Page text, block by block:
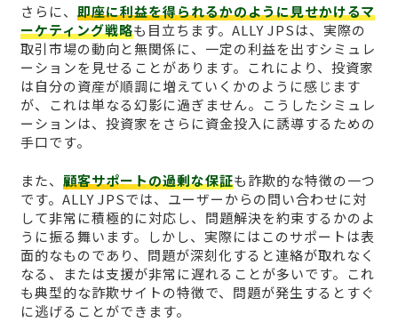
さらに、 即座に利益を得られるかのように見せかけるマ
ーケティング戦略も目立ちます。ALLY JPSは、実際の
取引市場の動向と無関係に、一定の利益を出すシミュレ
ーションを見せることがあります。これにより、投資家
は自分の資産が順調に増えていくかのように感じます
が、これは単なる幻影に過ぎません。こうしたシミュレ
ーションは、投資家をさらに資金投入に誘導するための
手口です。
また、 顧客サポートの過剰な保証も詐欺的な特徴の一つ
です。ALLY JPSでは、ユーザーからの問い合わせに対
して非常に積極的に対応し、問題解決を約束するかのよ
うに振る舞います。しかし、実際にはこのサポートは表
面的なものであり、問題が深刻化すると連絡が取れなく
なる、または支援が非常に遅れることが多いです。これ
も典型的な詐欺サイトの特徴で、問題が発生するとすぐ
に逃げることができます。